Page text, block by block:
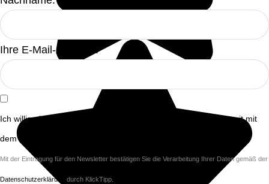
Ihre E-Mail-Adresse:
Ich willige in den Empfang des Newsletters ein, den ich jederzeit mit
dem Link im Newsletter selbst abbestellen kann.
Mit der Eintragung für den Newsletter bestätigen Sie die Verarbeitung Ihrer Daten gemäß der
Datenschutzerklärung durch KlickTipp.